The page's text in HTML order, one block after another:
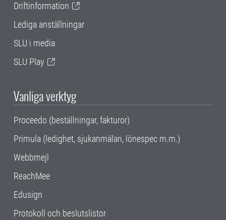
Driftinformation
Lediga anställningar
SLU i media
SLU Play
Vanliga verktyg
Proceedo (beställningar, fakturor)
Primula (ledighet, sjukanmälan, lönespec m.m.)
Webbmejl
ReachMee
Edusign
Protokoll och beslutslistor